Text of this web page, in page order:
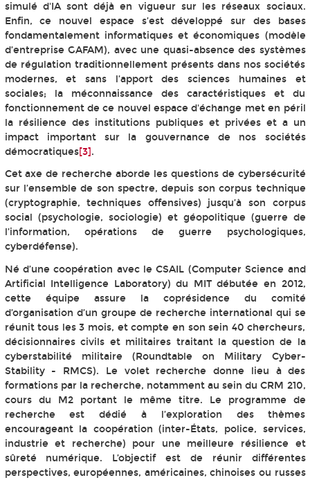
simulé d'IA sont déjà en vigueur sur les réseaux sociaux.
Enfin, ce nouvel espace s’est développé sur des bases
fondamentalement informatiques et économiques (modèle
d’entreprise GAFAM), avec une quasi-absence des systèmes
de régulation traditionnellement présents dans nos sociétés
modernes, et sans l’apport des sciences humaines et
sociales; la méconnaissance des caractéristiques et du
fonctionnement de ce nouvel espace d'échange met en péril
la résilience des institutions publiques et privées et a un
impact important sur la gouvernance de nos sociétés
démocratiques[3].
Cet axe de recherche aborde les questions de cybersécurité
sur l’ensemble de son spectre, depuis son corpus technique
(cryptographie, techniques offensives) jusqu’à son corpus
social (psychologie, sociologie) et géopolitique (guerre de
l’information, opérations de guerre psychologiques,
cyberdéfense).
Né d’une coopération avec le CSAIL (Computer Science and
Artificial Intelligence Laboratory) du MIT débutée en 2012,
cette équipe assure la coprésidence du comité
d’organisation d’un groupe de recherche international qui se
réunit tous les 3 mois, et compte en son sein 40 chercheurs,
décisionnaires civils et militaires traitant la question de la
cyberstabilité militaire (Roundtable on Military Cyber-
Stability - RMCS). Le volet recherche donne lieu à des
formations par la recherche, notamment au sein du CRM 210,
cours du M2 portant le même titre. Le programme de
recherche est dédié à l’exploration des thèmes
encourageant la coopération (inter-États, police, services,
industrie et recherche) pour une meilleure résilience et
sûreté numérique. L’objectif est de réunir différentes
perspectives, européennes, américaines, chinoises ou russes